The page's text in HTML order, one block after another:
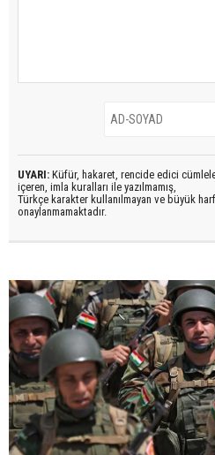
UYARI: Küfür, hakaret, rencide edici
içeren, imla kuralları ile yazılmamış,
Türkçe karakter kullanılmayan ve büyük
onaylanmamaktadır.